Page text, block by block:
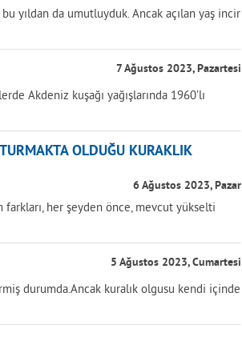
yıldan da umutluyduk. Ancak açılan yaş incir
7 Ağustos 2023, Pazartesi
Akdeniz kuşağı yağışlarında 1960’lı
OLDUĞU KURAKLIK
6 Ağustos 2023, Pazar
her şeyden önce, mevcut yükselti
5 Ağustos 2023, Cumartesi
durumda.Ancak kuralık olgusu kendi içinde